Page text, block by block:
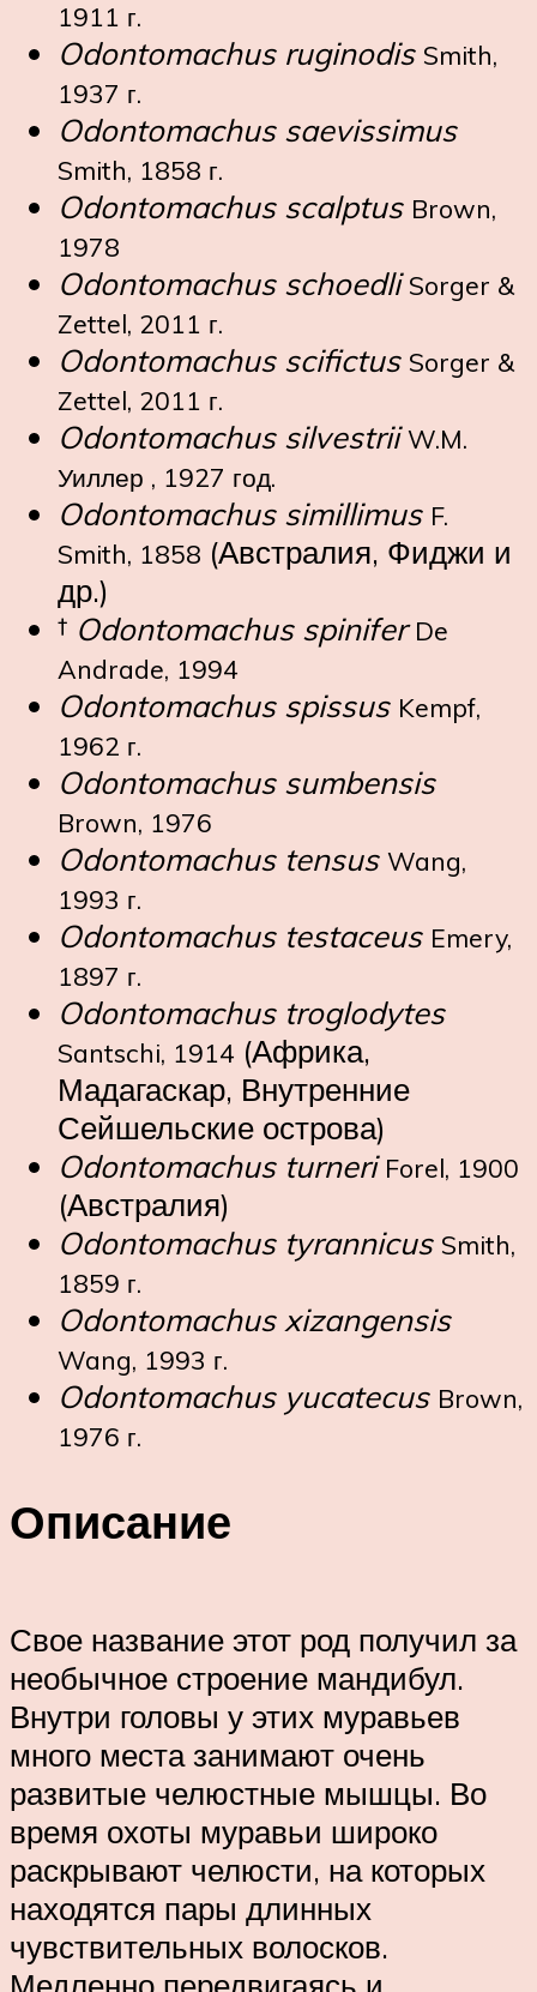
1911 г.
Odontomachus ruginodis Smith,
1937 г.
Odontomachus saevissimus
Smith, 1858 г.
Odontomachus scalptus Brown,
1978
Odontomachus schoedliSorger &
Zettel, 2011 г.
Odontomachus scifictus Sorger &
Zettel, 2011 г.
Odontomachus silvestriiW.M.
Уиллер , 1927 год.
Odontomachus simillimus F.
Smith, 1858 (Австралия, Фиджи и
др.)
† Odontomachus spiniferDe
Andrade, 1994
Odontomachus spissus Kempf,
1962 г.
Odontomachus sumbensis
Brown, 1976
Odontomachus tensus Wang,
1993 г.
Odontomachus testaceus Emery,
1897 г.
Odontomachus troglodytes
Santschi, 1914 (Африка,
Мадагаскар, Внутренние
Сейшельские острова)
Odontomachus turneri Forel, 1900
(Австралия)
Odontomachus tyrannicus Smith,
1859 г.
Odontomachus xizangensis
Wang, 1993 г.
Odontomachus yucatecus Brown,
1976 г.
Описание
Свое название этот род получил за
необычное строение мандибул.
Внутри головы у этих муравьев
много места занимают очень
развитые челюстные мышцы. Во
время охоты муравьи широко
раскрывают челюсти, на которых
находятся пары длинных
чувствительных волосков.